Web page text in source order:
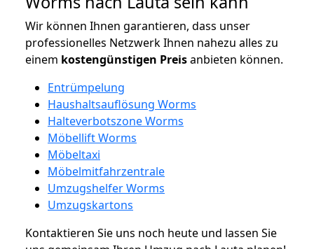
Wir können Ihnen garantieren, dass unser
professionelles Netzwerk Ihnen nahezu alles zu
einem kostengünstigen Preisanbieten können.
Entrümpelung
Haushaltsauflösung Worms
Halteverbotszone Worms
Möbellift Worms
Möbeltaxi
Möbelmitfahrzentrale
Umzugshelfer Worms
Umzugskartons
Kontaktieren Sie uns noch heute und lassen Sie